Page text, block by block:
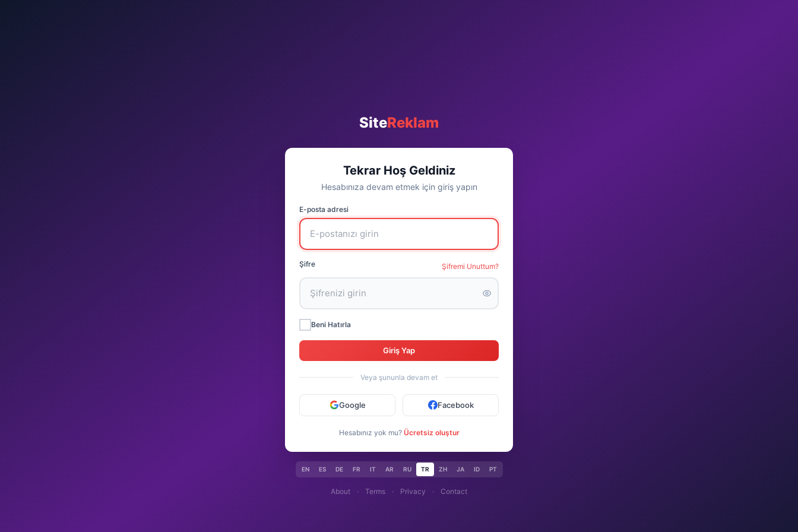
SiteReklam
Tekrar Hoş Geldiniz
Hesabınıza devam etmek için giriş yapın
E-posta adresi
Şifre Şifremi Unuttum?
Beni Hatırla
Giriş Yap
Veya şununla devam et
Google Facebook
Hesabınız yok mu? Ücretsiz oluştur
EN ES DE FR IT AR RU TR ZH JA ID PT
About · Terms · Privacy · Contact